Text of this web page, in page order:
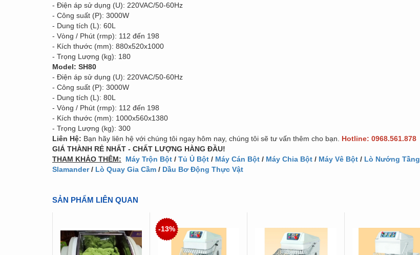
- Điện áp sử dụng (U): 220VAC/50-60Hz
- Công suất (P): 3000W
- Dung tích (L): 60L
- Vòng / Phút (rmp): 112 đến 198
- Kích thước (mm): 880x520x1000
- Trọng Lượng (kg): 180
Model: SH80
- Điện áp sử dụng (U): 220VAC/50-60Hz
- Công suất (P): 3000W
- Dung tích (L): 80L
- Vòng / Phút (rmp): 112 đến 198
- Kích thước (mm): 1000x560x1380
- Trọng Lượng (kg): 300
Liên Hệ: Bạn hãy liên hệ với chúng tôi ngay hôm nay, chúng tôi sẽ tư vấn thêm cho bạn. Hotline: 0968.561.878
GIÁ THÀNH RẺ NHẤT - CHẤT LƯỢNG HÀNG ĐẦU!
THAM KHẢO THÊM:
Máy Trộn Bột / Tủ Ủ Bột / Máy Cán Bột / Máy Chia Bột / Máy Vê Bột / Lò Nướng Tầng
Slamander/ Lò Quay Gia Cầm / Dầu Bơ Động Thực Vật
SẢN PHẨM LIÊN QUAN
-13%